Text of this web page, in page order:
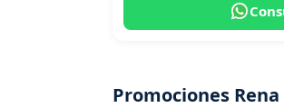
Promociones